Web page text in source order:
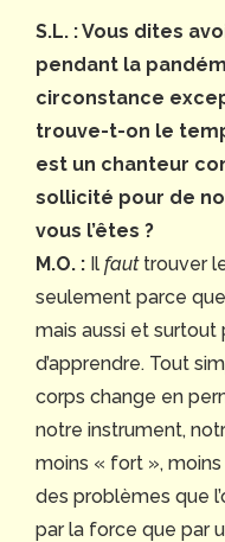
S.L. : Vous dites
pendant la
circonstance
trouve-t-on le
est un chanteur
sollicité pour de
vous l’êtes ?
M.O. : Il fauttrouver
seulement parce
mais aussi et surtout
d’apprendre. Tout
corps change en
notre instrument,
moins « fort »,
des problèmes que
par la force que par